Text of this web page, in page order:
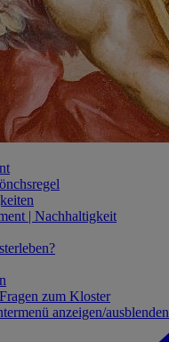
| Nachhaltigkeit
zum Kloster
anzeigen/ausblenden